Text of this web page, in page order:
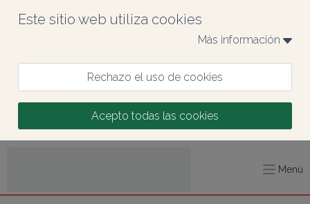
Este sitio web utiliza cookies
Más información
Rechazo el uso de cookies
Acepto todas las cookies
Menú